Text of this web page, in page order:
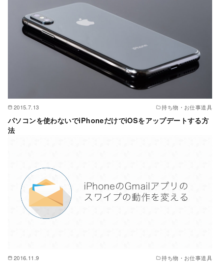
2015.7.13 持ち物・お仕事道具
パソコンを使わないでiPhoneだけでiOSをアップデートする方
法
2016.11.9 持ち物・お仕事道具